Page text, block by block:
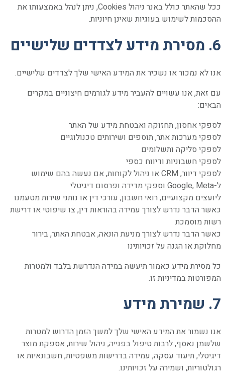
ככל שהאתר כולל באנר ניהול Cookies, ניתן לנהל באמצעותו את
ההסכמות לשימוש בעוגיות שאינן חיוניות.
6. מסירת מידע לצדדים שלישיים
אנו לא נמכור או נשכיר את המידע האישי שלך לצדדים שלישיים.
עם זאת, אנו עשויים להעביר מידע לגורמים חיצוניים במקרים
הבאים:
לספקי אחסון, תחזוקה ואבטחת מידע של האתר
לספקי מערכות אתר, תוספים ושירותים טכנולוגיים
לספקי סליקה ותשלומים
לספקי חשבוניות ודיווח כספי
לספקי דיוור, CRM או ניהול לקוחות, אם נעשה בהם שימוש
ל-Google, Meta וספקי מדידה ופרסום דיגיטלי
ליועצים מקצועיים, רואי חשבון, עורכי דין או נותני שירות מטעמנו
כאשר הדבר נדרש לצורך עמידה בהוראות דין, צו שיפוטי או דרישת
רשות מוסמכת
כאשר הדבר נדרש לצורך מניעת הונאה, אבטחת האתר, בירור
מחלוקת או הגנה על זכויותינו
כל מסירת מידע כאמור תיעשה במידה הנדרשת בלבד ולמטרות
המפורטות במדיניות זו.
7. שמירת מידע
אנו נשמור את המידע האישי שלך למשך הזמן הדרוש למטרות
שלשמן נאסף, לרבות טיפול בפנייה, ניהול שירות, אספקת מוצר
דיגיטלי, תיעוד עסקה, עמידה בדרישות משפטיות, חשבונאיות או
רגולטוריות, ושמירה על זכויותינו.